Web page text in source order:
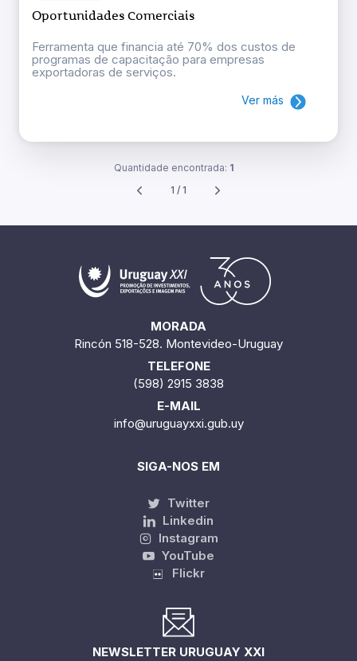
Oportunidades Comerciais
Ferramenta que financia até 70% dos custos de
programas de capacitação para empresas
exportadoras de serviços.
Ver más
Quantidade encontrada: 1
1 / 1
MORADA
Rincón 518-528. Montevideo-Uruguay
TELEFONE
(598) 2915 3838
E-MAIL
info@uruguayxxi.gub.uy
SIGA-NOS EM
Twitter
Linkedin
Instagram
YouTube
Flickr
NEWSLETTER URUGUAY XXI